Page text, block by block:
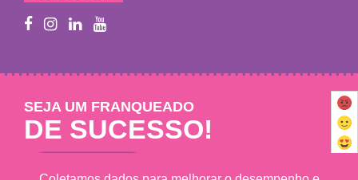
SEJA UM FRANQUEADO
DE SUCESSO!
Saiba mais